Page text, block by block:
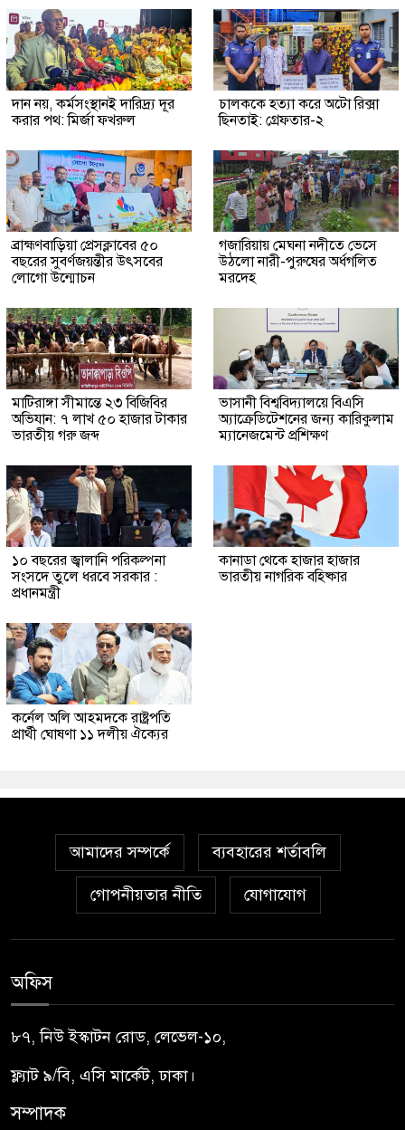
দান নয়, কর্মসংস্থানই দারিদ্র্য দূর
করার পথ: মির্জা ফখরুল
চালককে হত্যা করে অটো রিক্সা
ছিনতাই: গ্রেফতার-২
ব্রাহ্মণবাড়িয়া প্রেসক্লাবের ৫০
বছরের সুবর্ণজয়ন্তীর উৎসবের
লোগো উন্মোচন
গজারিয়ায় মেঘনা নদীতে ভেসে
উঠলো নারী-পুরুষের অর্ধগলিত
মরদেহ
মাটিরাঙ্গা সীমান্তে ২৩ বিজিবির
অভিযান: ৭ লাখ ৫০ হাজার টাকার
ভারতীয় গরু জব্দ
ভাসানী বিশ্ববিদ্যালয়ে বিএসি
অ্যাক্রেডিটেশনের জন্য কারিকুলাম
ম্যানেজমেন্ট প্রশিক্ষণ
১০ বছরের জ্বালানি পরিকল্পনা
সংসদে তুলে ধরবে সরকার :
প্রধানমন্ত্রী
কানাডা থেকে হাজার হাজার
ভারতীয় নাগরিক বহিষ্কার
কর্নেল অলি আহমদকে রাষ্ট্রপতি
প্রার্থী ঘোষণা ১১ দলীয় ঐক্যের
আমাদের সম্পর্কে ব্যবহারের শর্তাবলি
গোপনীয়তার নীতি যোগাযোগ
অফিস
৮৭, নিউ ইস্কাটন রোড, লেভেল-১০,
ফ্ল্যাট ৯/বি, এসি মার্কেট, ঢাকা।
সম্পাদক